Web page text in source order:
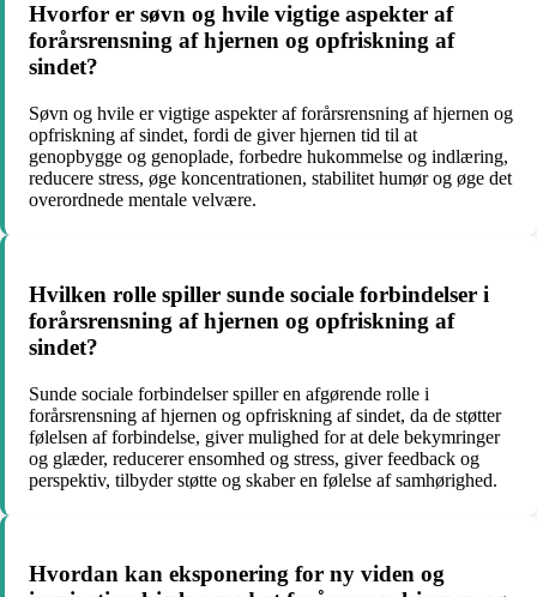
Hvorfor er søvn og hvile vigtige aspekter af
forårsrensning af hjernen og opfriskning af
sindet?
Søvn og hvile er vigtige aspekter af forårsrensning af hjernen og
opfriskning af sindet, fordi de giver hjernen tid til at
genopbygge og genoplade, forbedre hukommelse og indlæring,
reducere stress, øge koncentrationen, stabilitet humør og øge det
overordnede mentale velvære.
Hvilken rolle spiller sunde sociale forbindelser i
forårsrensning af hjernen og opfriskning af
sindet?
Sunde sociale forbindelser spiller en afgørende rolle i
forårsrensning af hjernen og opfriskning af sindet, da de støtter
følelsen af forbindelse, giver mulighed for at dele bekymringer
og glæder, reducerer ensomhed og stress, giver feedback og
perspektiv, tilbyder støtte og skaber en følelse af samhørighed.
Hvordan kan eksponering for ny viden og